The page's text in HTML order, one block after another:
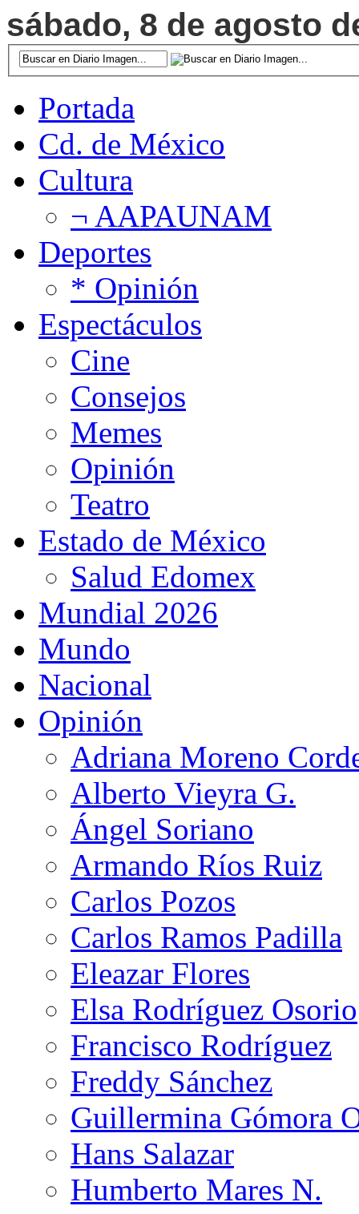
sábado, 8 de agosto
Portada
Cd. de México
Cultura
¬ AAPAUNAM
Deportes
* Opinión
Espectáculos
Cine
Consejos
Memes
Opinión
Teatro
Estado de México
Salud Edomex
Mundial 2026
Mundo
Nacional
Opinión
Adriana Moreno
Alberto Vieyra G.
Ángel Soriano
Armando Ríos Ruiz
Carlos Pozos
Carlos Ramos Padilla
Eleazar Flores
Elsa Rodríguez Osorio
Francisco Rodríguez
Freddy Sánchez
Guillermina Gómora
Hans Salazar
Humberto Mares N.